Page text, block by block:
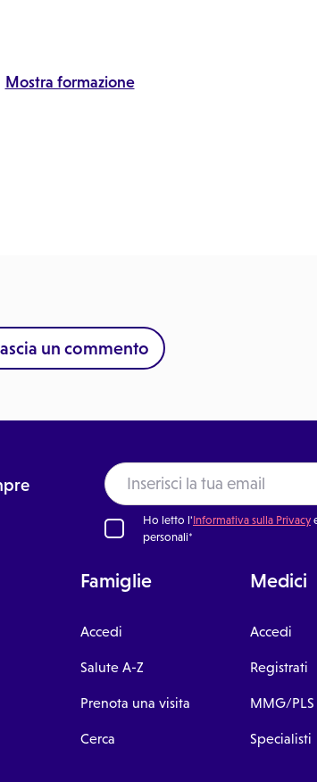
Mostra formazione
un commento
Ho letto l'Informativa sulla Privacy
personali*
Famiglie
Accedi
Salute A-Z
Prenota una visita
Cerca
Medici
Accedi
Registrati
MMG/PLS
Specialisti